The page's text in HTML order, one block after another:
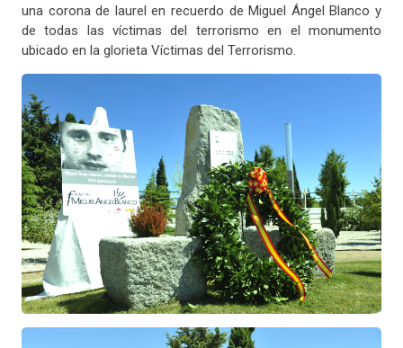
una corona de laurel en recuerdo de Miguel Ángel Blanco y
de todas las víctimas del terrorismo en el monumento
ubicado en la glorieta Víctimas del Terrorismo.